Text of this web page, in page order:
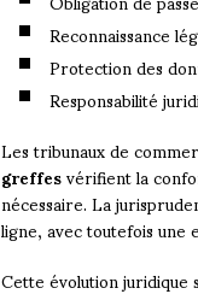
Reconnaissance
Protection des
Responsabilité
Les tribunaux de
greffesvérifient la
nécessaire. La
ligne, avec toutefois
Cette évolution juridique